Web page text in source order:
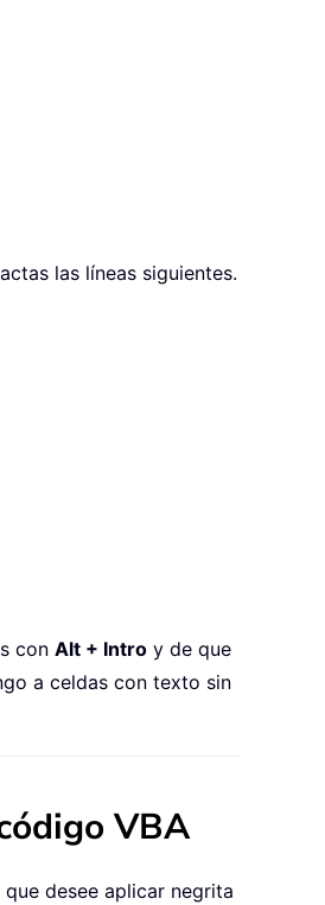
las líneas siguientes.
con Alt + Intro y de que
a celdas con texto sin
VBA
desee aplicar negrita